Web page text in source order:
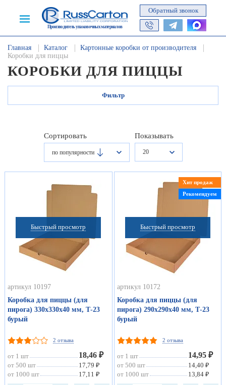
Производитель упаковочных материалов
Обратный звонок
Главная Каталог
Картонные коробки от производителя
Коробки для пиццы
КОРОБКИ ДЛЯ ПИЦЦЫ
Фильтр
Сортировать
по популярности
Показывать
20
Быстрый просмотр
артикул 10197
Коробка для пиццы (для
пирога) 330х330х40 мм, Т-23
бурый
2 отзыва
от 1 шт 18,46 ₽
от 500 шт
17,79 ₽
от 1000 шт
17,11 ₽
Быстрый просмотр
Хит продаж
Рекомендуем
артикул 10172
Коробка для пиццы (для
пирога) 290х290х40 мм, Т-23
бурый
2 отзыва
от 1 шт 14,95 ₽
от 500 шт
14,40 ₽
от 1000 шт
13,84 ₽